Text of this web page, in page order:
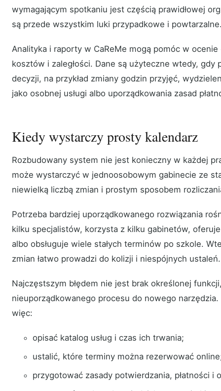
wymagającym spotkaniu jest częścią prawidłowej
są przede wszystkim luki przypadkowe i
Analityka i raporty w CaReMe mogą pomóc w ocenie
kosztów i zaległości. Dane są użyteczne wtedy, gdy
decyzji, na przykład zmiany godzin przyjęć,
jako osobnej usługi albo uporządkowania zasad
Kiedy wystarczy prosty kalendarz
Rozbudowany system nie jest konieczny w każdej
może wystarczyć w jednoosobowym gabinecie ze
niewielką liczbą zmian i prostym sposobem
Potrzeba bardziej uporządkowanego rozwiązania
kilku specjalistów, korzysta z kilku gabinetów, oferuje
albo obsługuje wiele stałych terminów po szkole.
zmian łatwo prowadzi do kolizji i niespójnych ustaleń.
Najczęstszym błędem nie jest brak określonej
nieuporządkowanego procesu do nowego
więc:
opisać katalog usług i czas ich trwania;
ustalić, które terminy można rezerwować
przygotować zasady potwierdzania, płatności i